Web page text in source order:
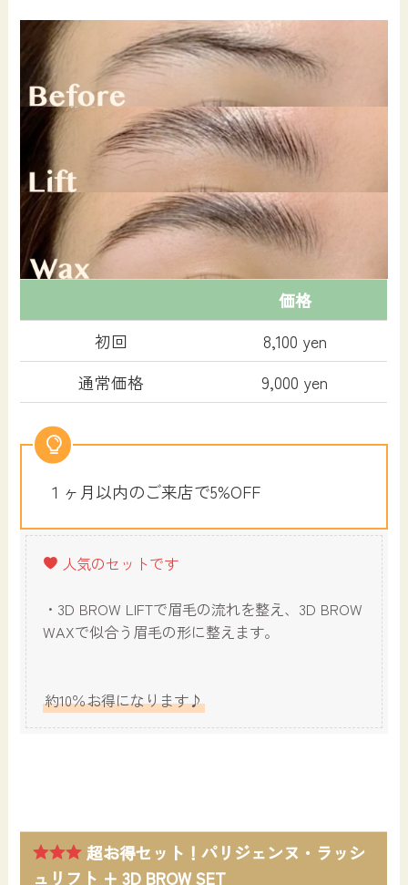
価格
初回
8,100 yen
通常価格
9,000 yen
１ヶ月以内のご来店で5%OFF
人気のセットです
・3D BROW LIFTで眉毛の流れを整え、3D BROW
WAXで似合う眉毛の形に整えます。
約10％お得になります♪
超お得セット！パリジェンヌ・ラッシ
ュリフト + 3D BROW SET